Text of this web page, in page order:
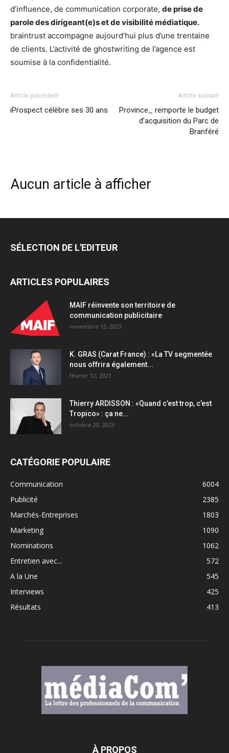
d’influence, de communication corporate, de prise de
parole des dirigeant(e)s et de visibilité médiatique.
braintrust accompagne aujourd’hui plus d’une trentaine
de clients. L’activité de ghostwriting de l’agence est
soumise à la confidentialité.
Article précédent
iProspect célèbre ses 30 ans
Article suivant
Province_ remporte le budget
d’acquisition du Parc de
Branféré
Aucun article à afficher
SÉLECTION DE L'EDITEUR
ARTICLES POPULAIRES
MAIF réinvente son territoire de
communication publicitaire
novembre 15, 2023
K. GRAS (Carat France) : «La TV segmentée
nous offrira également...
février 12, 2021
Thierry ARDISSON : «Quand c’est trop, c’est
Tropico» : ça ne...
octobre 20, 2023
CATÉGORIE POPULAIRE
Communication
6004
Publicité
2385
Marchés-Entreprises
1803
Marketing
1090
Nominations
1062
Entretien avec...
572
A la Une
545
Interviews
425
Résultats
413
À PROPOS